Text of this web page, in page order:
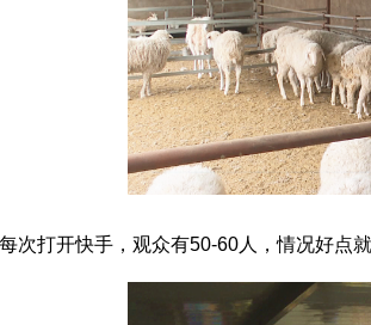
每次打开快手，观众有50-60人，情况好点